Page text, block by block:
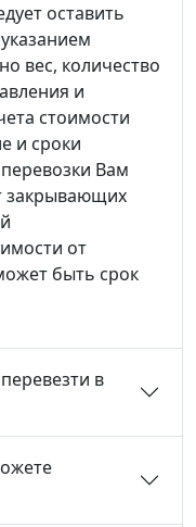
оставить
вес, количество
и
стоимости
и сроки
Вам
закрывающих
от
быть срок
в